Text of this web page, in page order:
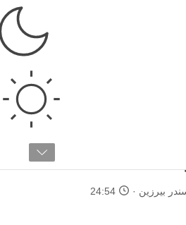
علم النفس
بيرزين 24:54